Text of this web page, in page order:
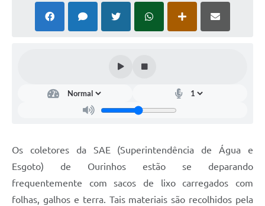
Os coletores da SAE (Superintendência de Água e
Esgoto) de Ourinhos estão se deparando
frequentemente com sacos de lixo carregados com
folhas, galhos e terra. Tais materiais são recolhidos pela